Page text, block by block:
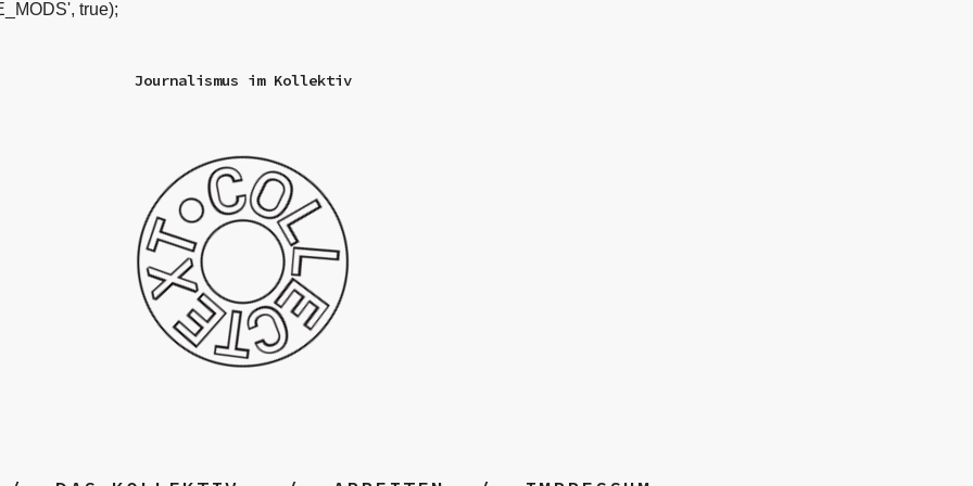
true);
Journalismus im Kollektiv